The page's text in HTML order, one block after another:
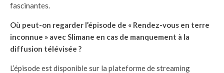
fascinantes.
Où peut-on regarder l’épisode de « Rendez-vous en terre
inconnue » avec Slimane en cas de manquement à la
diffusion télévisée ?
L’épisode est disponible sur la plateforme de streaming